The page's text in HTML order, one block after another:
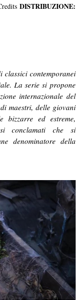
DISTRIBUZIONE:
contemporanei
La serie si propone
internazionale del
maestri, delle giovani
bizzarre ed estreme,
conclamati che si
denominatore della